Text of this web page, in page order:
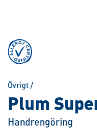
Övrigt/
Plum
Handrengöring